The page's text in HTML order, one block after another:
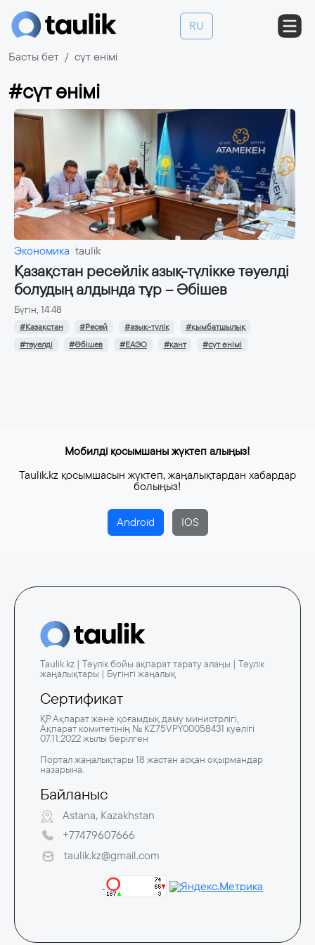
RU
Басты бет сүт өнімі
#сүт өнімі
Экономика taulik
Қазақстан ресейлік азық-түлікке тәуелді
болудың алдында тұр – Әбішев
Бүгін, 14:48
#Қазақстан #Ресей #азық-түлік
#қымбатшылық
#тәуелді
#Әбішев #ЕАЭО #қант #сүт өнімі
Мобилді қосымшаны жүктеп алыңыз!
Taulik.kz қосымшасын жүктеп, жаңалықтардан хабардар
болыңыз!
Android IOS
Taulik.kz | Тәулік бойы ақпарат тарату алаңы | Тәулік
жаңалықтары | Бүгінгі жаңалық
Сертификат
ҚР Ақпарат және қоғамдық даму министрлігі,
Ақпарат комитетінің № KZ75VPY00058431 куәлігі
07.11.2022 жылы берілген
Портал жаңалықтары 18 жастан асқан оқырмандар
назарына.
Байланыс
Astana, Kazakhstan
+77479607666
taulik.kz@gmail.com